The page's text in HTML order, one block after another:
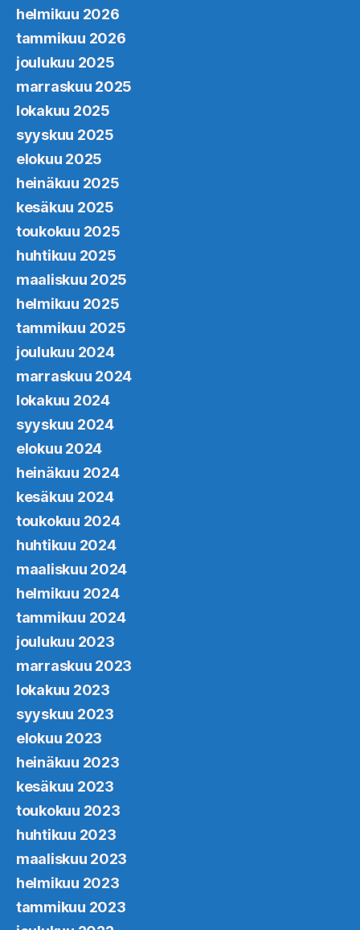
helmikuu 2026
tammikuu 2026
joulukuu 2025
marraskuu 2025
lokakuu 2025
syyskuu 2025
elokuu 2025
heinäkuu 2025
kesäkuu 2025
toukokuu 2025
huhtikuu 2025
maaliskuu 2025
helmikuu 2025
tammikuu 2025
joulukuu 2024
marraskuu 2024
lokakuu 2024
syyskuu 2024
elokuu 2024
heinäkuu 2024
kesäkuu 2024
toukokuu 2024
huhtikuu 2024
maaliskuu 2024
helmikuu 2024
tammikuu 2024
joulukuu 2023
marraskuu 2023
lokakuu 2023
syyskuu 2023
elokuu 2023
heinäkuu 2023
kesäkuu 2023
toukokuu 2023
huhtikuu 2023
maaliskuu 2023
helmikuu 2023
tammikuu 2023